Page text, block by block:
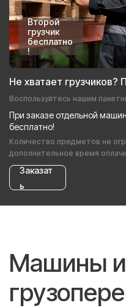
Второй
грузчик
бесплатно
!
Не хватает грузчиков?
Воспользуйтесь нашим
При заказе отдельной
бесплатно!
Количество предметов не
дополнительное время
Заказат
ь
Машины